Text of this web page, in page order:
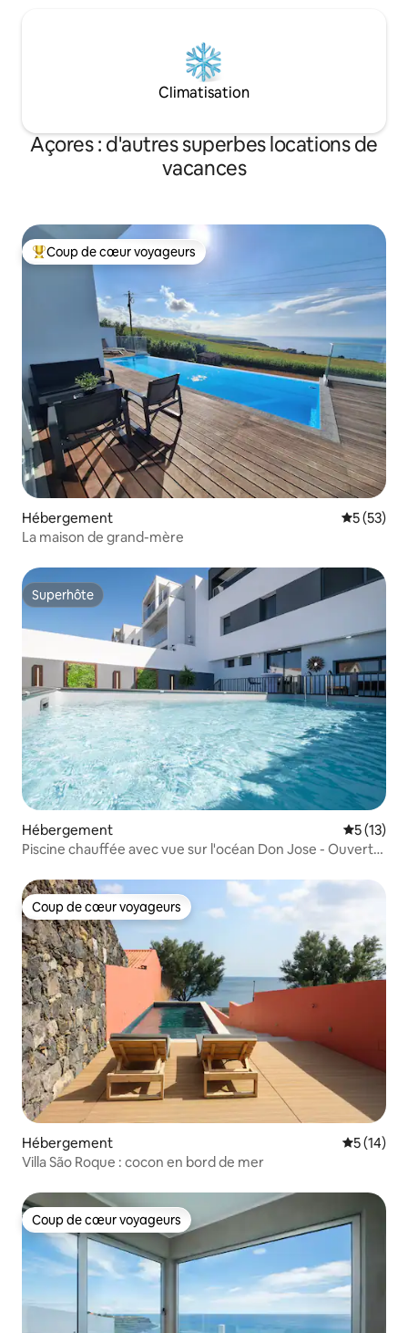
Climatisation
Açores : d'autres superbes locations de
vacances
Coups de cœur voyageurs les plus appréciés
Coup de cœur voyageurs
Hébergement
5 (53)
La maison de grand-mère
Superhôte
Superhôte
Hébergement
5 (13)
Piscine chauffée avec vue sur l'océan Don Jose - Ouverte
Coup de cœur voyageurs
Coup de cœur voyageurs
Hébergement
5 (14)
Villa São Roque : cocon en bord de mer
Coup de cœur voyageurs
Coup de cœur voyageurs